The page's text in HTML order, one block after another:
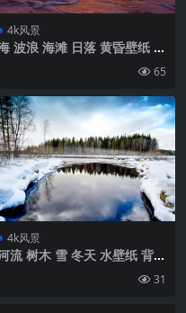
4k风景
波浪 海滩 日落 黄昏壁纸 背
65
4k风景
流 树木 雪 冬天 水壁纸 背景
31